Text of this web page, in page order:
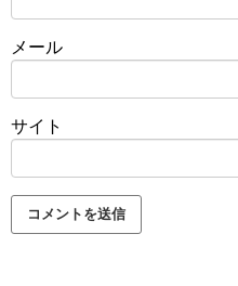
メール
サイト